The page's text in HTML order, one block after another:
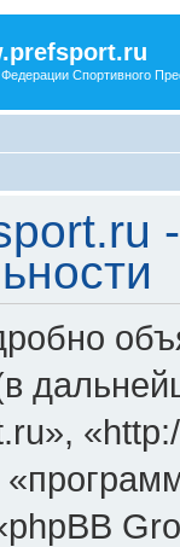
Спортивного